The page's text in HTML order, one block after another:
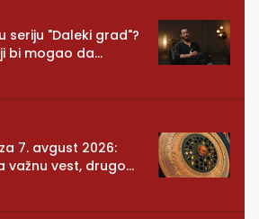
seriju "Daleki grad"?
bi mogao da
7. avgust 2026:
važnu vest, drugom